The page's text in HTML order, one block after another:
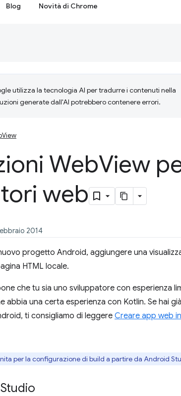
Blog Novità di Chrome
utilizza la tecnologia AI per tradurre i contenuti nella
generate dall'AI potrebbero contenere errori.
WebView
web
2014
progetto Android, aggiungere una
HTML locale.
che tu sia uno sviluppatore con esperienza
abbia una certa esperienza con Kotlin. Se hai
ti consigliamo di leggere Creare app web
per la configurazione di build a partire da Android